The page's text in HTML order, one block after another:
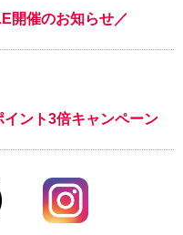
開催のお知らせ／
ント3倍キャンペーン